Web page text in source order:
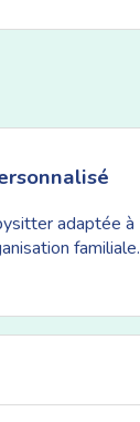
adaptée à
familiale.